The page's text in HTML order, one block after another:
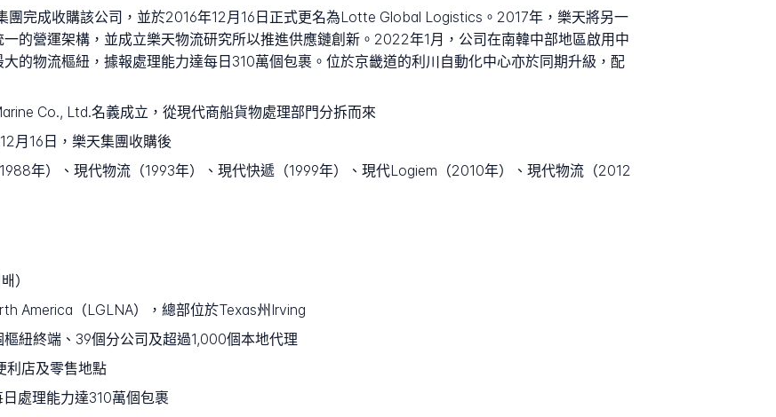
團完成收購該公司，並於2016年12月16日正式更名為Lotte Global Logistics。2017年，樂天將另一
的營運架構，並成立樂天物流研究所以推進供應鏈創新。2022年1月，公司在南韓中部地區啟用中
的物流樞紐，據報處理能力達每日310萬個包裹。位於京畿道的利川自動化中心亦於同期升級，配
Co., Ltd.名義成立，從現代商船貨物處理部門分拆而來
月16日，樂天集團收購後
年）、現代物流（1993年）、現代快遞（1999年）、現代Logiem（2010年）、現代物流（2012
）
America（LGLNA），總部位於Texas州Irving
紐終端、39個分公司及超過1,000個本地代理
利店及零售地點
處理能力達310萬個包裹